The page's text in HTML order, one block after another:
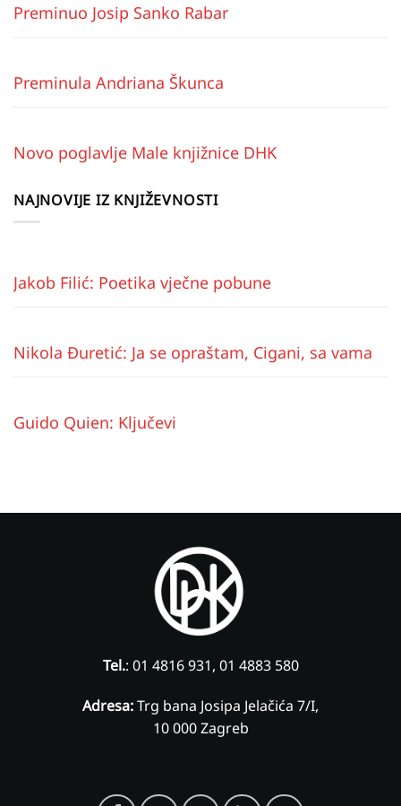
Preminuo Josip Sanko Rabar
Preminula Andriana Škunca
Novo poglavlje Male knjižnice DHK
NAJNOVIJE IZ KNJIŽEVNOSTI
Jakob Filić: Poetika vječne pobune
Nikola Đuretić: Ja se opraštam, Cigani, sa vama
Guido Quien: Ključevi
Tel.: 01 4816 931, 01 4883 580
Adresa:Trg bana Josipa Jelačića 7/I,
10 000 Zagreb